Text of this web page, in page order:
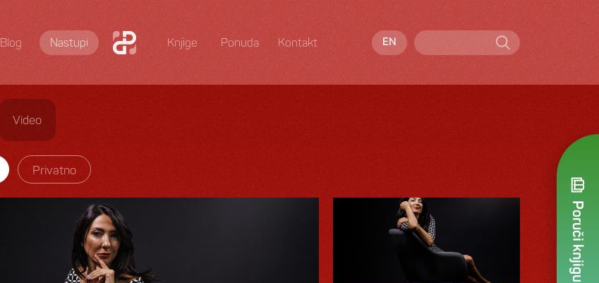
Blog Nastupi Knjige Ponuda Kontakt EN
Poruči knjigu
Video
Privatno